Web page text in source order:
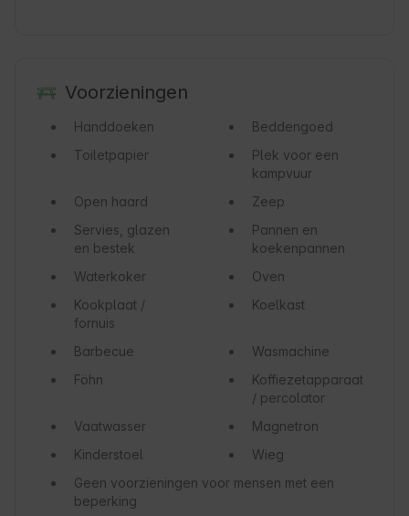
Voorzieningen
Handdoeken
Beddengoed
Toiletpapier
Plek voor een
kampvuur
Open haard
Zeep
Servies, glazen
en bestek
Pannen en
koekenpannen
Waterkoker
Oven
Kookplaat /
fornuis
Koelkast
Barbecue
Wasmachine
Föhn
Koffiezetapparaat
/ percolator
Vaatwasser
Magnetron
Kinderstoel
Wieg
Geen voorzieningen voor mensen met een
beperking